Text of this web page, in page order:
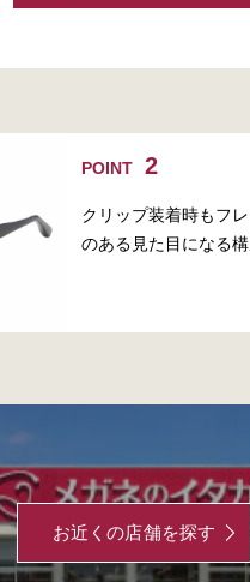
POINT
クリップ装着時もフ
のある見た目になる構
お近くの店舗を探す